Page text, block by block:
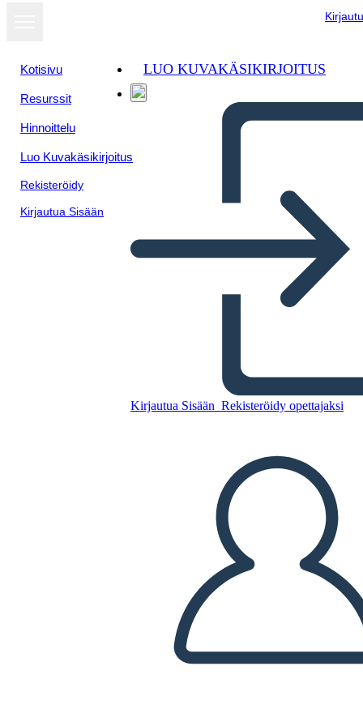
Kotisivu
Resurssit
Hinnoittelu
Luo Kuvakäsikirjoitus
Rekisteröidy
Kirjautua Sisään
LUO KUVAKÄSIKIRJOITUS
Kirjautua Sisään Rekisteröidy opettajaksi
Antica India UVA
LUO KUVAKÄSIKIRJOITUS
TOISTA DIAESITYS
LUE MINULLE